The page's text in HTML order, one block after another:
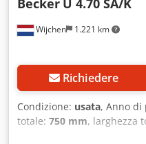
Wijchen 1.221 km
Becker U 4.70 SA/K
Richiedere
Condizione: usata, Anno di
totale: 750 mm, larghezza
, Peso a vuoto: